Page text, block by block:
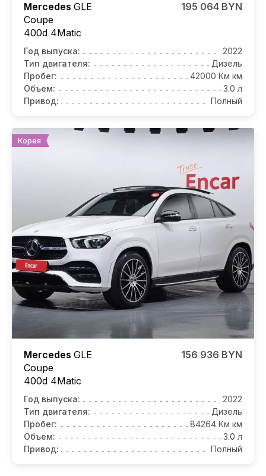
Mercedes GLE
Coupe
400d 4Matic
195 064 BYN
Год выпуска:
2022
Тип двигателя:
Дизель
Пробег:
42000 Км км
Объем:
3.0 л
Привод:
Полный
Корея
Mercedes GLE
Coupe
400d 4Matic
156 936 BYN
Год выпуска:
2022
Тип двигателя:
Дизель
Пробег:
84264 Км км
Объем:
3.0 л
Привод:
Полный